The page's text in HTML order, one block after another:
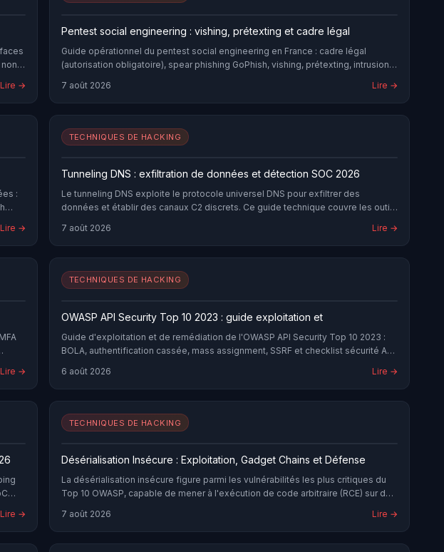
Lire →
Pentest social engineering : vishing, prétexting et cadre légal
Guide opérationnel du pentest social engineering en France : cadre légal
(autorisation obligatoire), spear phishing GoPhish, vishing, prétexting, intrusion
7 août 2026 Lire →
:
Lire →
TECHNIQUES DE HACKING
Tunneling DNS : exfiltration de données et détection SOC 2026
Le tunneling DNS exploite le protocole universel DNS pour exfiltrer des
données et établir des canaux C2 discrets. Ce guide technique couvre les outils
7 août 2026 Lire →
Lire →
TECHNIQUES DE HACKING
OWASP API Security Top 10 2023 : guide exploitation et
Guide d'exploitation et de remédiation de l'OWASP API Security Top 10 2023 :
BOLA, authentification cassée, mass assignment, SSRF et checklist sécurité API
6 août 2026 Lire →
Lire →
TECHNIQUES DE HACKING
Désérialisation Insécure : Exploitation, Gadget Chains et Défense
La désérialisation insécure figure parmi les vulnérabilités les plus critiques du
Top 10 OWASP, capable de mener à l'exécution de code arbitraire (RCE) sur des
Java, PHP et Python, les gadget chains, les CVE emblématiques et les
stratégies de défense applicables en 2026.
7 août 2026 Lire →